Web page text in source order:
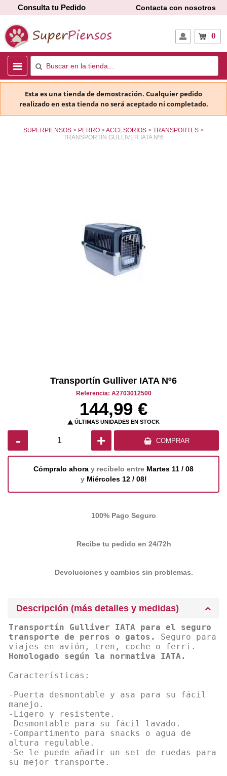
Consulta tu Pedido Contacta con nosotros
0
Esta es una tienda de demostración. Cualquier pedido
realizado en esta tienda no será aceptado ni completado.
SUPERPIENSOS PERRO ACCESORIOS
TRANSPORTES
TRANSPORTÍN GULLIVER IATA Nº6
Transportín Gulliver IATA Nº6
Referencia: A2703012500
144,99 €
 ÚLTIMAS UNIDADES EN STOCK
- + COMPRAR
Cómpralo ahora y recíbelo entre Martes 11 / 08
y Miércoles 12 / 08!
100% Pago Seguro
Recibe tu pedido en 24/72h
Devoluciones y cambios sin problemas.
Descripción (más detalles y medidas)
Transportín Gulliver IATA para el seguro
transporte de perros o gatos.
Seguro para
viajes en avión, tren, coche o ferri.
Homologado según la normativa IATA.
Características:
-Puerta desmontable y asa para su fácil
manejo.
-Ligero y resistente.
-Desmontable para su fácil lavado.
-Compartimento para snacks o agua de
altura regulable.
-Se le puede añadir un set de ruedas para
su mejor transporte.